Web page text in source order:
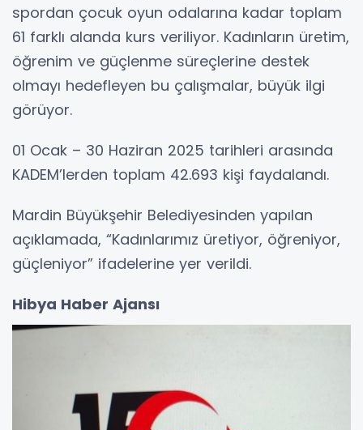
spordan çocuk oyun odalarına kadar toplam
61 farklı alanda kurs veriliyor. Kadınların üretim,
öğrenim ve güçlenme süreçlerine destek
olmayı hedefleyen bu çalışmalar, büyük ilgi
görüyor.
01 Ocak – 30 Haziran 2025 tarihleri arasında
KADEM’lerden toplam 42.693 kişi faydalandı.
Mardin Büyükşehir Belediyesinden yapılan
açıklamada, “Kadınlarımız üretiyor, öğreniyor,
güçleniyor” ifadelerine yer verildi.
Hibya Haber Ajansı